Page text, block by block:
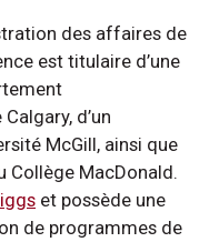
des affaires de
est titulaire d’une
d’un
McGill, ainsi que
Collège MacDonald.
et possède une
de programmes de